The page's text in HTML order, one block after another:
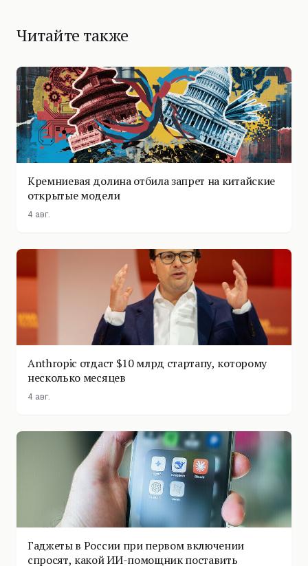
Читайте также
Кремниевая долина отбила запрет на китайские
открытые модели
4 авг.
Anthropic отдаст $10 млрд стартапу, которому
несколько месяцев
4 авг.
Гаджеты в России при первом включении
спросят, какой ИИ-помощник поставить